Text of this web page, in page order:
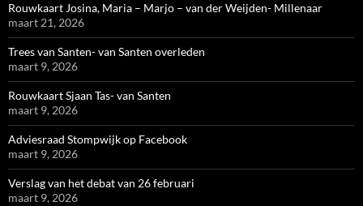
Rouwkaart Josina, Maria – Marjo – van der Weijden- Millenaar
maart 21, 2026
Trees van Santen- van Santen overleden
maart 9, 2026
Rouwkaart Sjaan Tas- van Santen
maart 9, 2026
Adviesraad Stompwijk op Facebook
maart 9, 2026
Verslag van het debat van 26 februari
maart 9, 2026